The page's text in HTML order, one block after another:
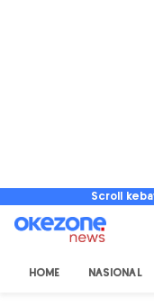
Scroll
HOME NASIONAL